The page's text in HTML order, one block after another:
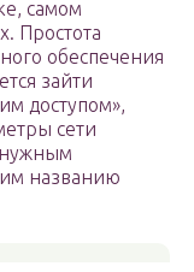
самом
Простота
обеспечения
зайти
доступом»,
сети
нужным
названию